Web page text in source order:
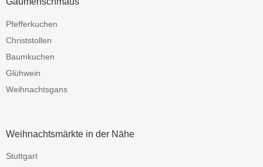
Pfefferkuchen
Christstollen
Baumkuchen
Glühwein
Weihnachtsgans
Weihnachtsmärkte in der Nähe
Stuttgart